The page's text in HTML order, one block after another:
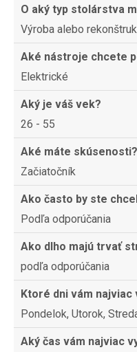
O aký typ stolárstva
Výroba alebo
Aké nástroje chcete
Elektrické
Aký je váš vek?
26 - 55
Aké máte skúsenosti?
Začiatočník
Ako často by ste
Podľa odporúčania
Ako dlho majú trvať
podľa odporúčania
Ktoré dni vám najviac
Pondelok, Utorok,
Aký čas vám najviac